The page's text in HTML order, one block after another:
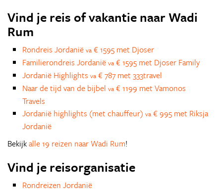
Vind je reis of vakantie naar Wadi
Rum
Rondreis Jordanië va € 1595 met Djoser
Familierondreis Jordanië va € 1595 met Djoser Family
Jordanië Highlights va € 787 met 333travel
Naar de tijd van de bijbel va € 1199 met Vamonos
Travels
Jordanië highlights (met chauffeur) va € 995 met Riksja
Jordanië
Bekijkalle 19 reizen naar Wadi Rum!
Vind je reisorganisatie
Rondreizen Jordanië